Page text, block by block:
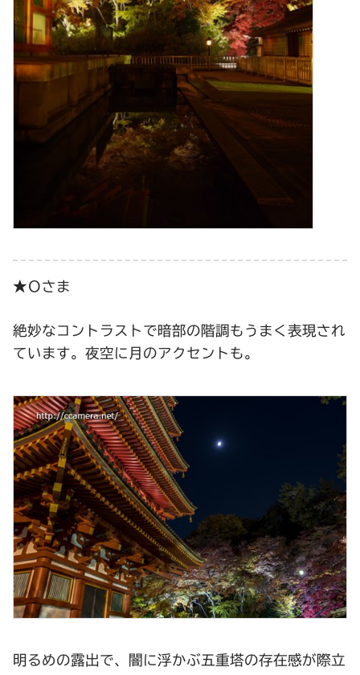
★Ｏさま
絶妙なコントラストで暗部の階調もうまく表現され
ています。夜空に月のアクセントも。
明るめの露出で、闇に浮かぶ五重塔の存在感が際立